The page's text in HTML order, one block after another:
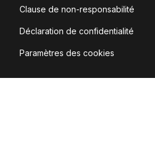
Clause de non-responsabilité
Déclaration de confidentialité
Paramètres des cookies